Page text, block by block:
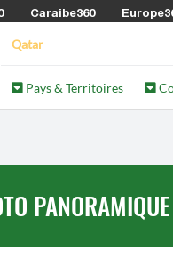
Caraibe360
Qatar
Pays & Territoires